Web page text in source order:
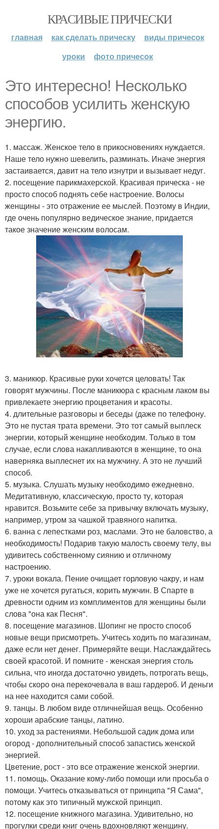
КРАСИВЫЕ ПРИЧЕСКИ
главная как сделать прическу
виды причесок
уроки
фото причесок
Это интересно! Несколько
способов усилить женскую
энергию.
1. массаж. Женское тело в прикосновениях нуждается.
Наше тело нужно шевелить, разминать. Иначе энергия
застаивается, давит на тело изнутри и вызывает недуг.
2. посещение парикмахерской. Красивая прическа - не
просто способ поднять себе настроение. Волосы
женщины - это отражение ее мыслей. Поэтому в Индии,
где очень популярно ведическое знание, придается
такое значение женским волосам.
3. маникюр. Красивые руки хочется целовать! Так
говорят мужчины. После маникюра с красным лаком вы
привлекаете энергию процветания и красоты.
4. длительные разговоры и беседы (даже по телефону.
Это не пустая трата времени. Это тот самый выплеск
энергии, который женщине необходим. Только в том
случае, если слова накапливаются в женщине, то она
наверняка выплеснет их на мужчину. А это не лучший
способ.
5. музыка. Слушать музыку необходимо ежедневно.
Медитативную, классическую, просто ту, которая
нравится. Возьмите себе за привычку включать музыку,
например, утром за чашкой травяного напитка.
6. ванна с лепестками роз, маслами. Это не баловство, а
необходимость! Подарив такую малость своему телу, вы
удивитесь собственному сиянию и отличному
настроению.
7. уроки вокала. Пение очищает горловую чакру, и нам
уже не хочется ругаться, корить мужчин. В Спарте в
древности одним из комплиментов для женщины были
слова "она как Песня".
8. посещение магазинов. Шопинг не просто способ
новые вещи присмотреть. Учитесь ходить по магазинам,
даже если нет денег. Примеряйте вещи. Наслаждайтесь
своей красотой. И помните - женская энергия столь
сильна, что иногда достаточно увидеть, потрогать вещь,
чтобы скоро она перекочевала в ваш гардероб. И деньги
на нее находится сами собой.
9. танцы. В любом виде отличнейшая вещь. Особенно
хороши арабские танцы, латино.
10. уход за растениями. Небольшой садик дома или
огород - дополнительный способ запастись женской
энергией.
Цветение, рост - это все отражение женской энергии.
11. помощь. Оказание кому-либо помощи или просьба о
помощи. Учитесь отказываться от принципа "Я Сама",
потому как это типичный мужской принцип.
12. посещение книжного магазина. Удивительно, но
прогулки среди книг очень вдохновляют женщину.